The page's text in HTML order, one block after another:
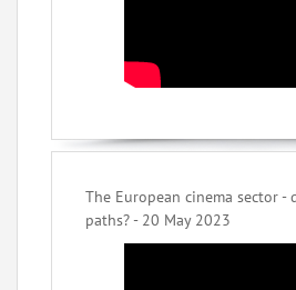
The European cinema sector -
paths? - 20 May 2023